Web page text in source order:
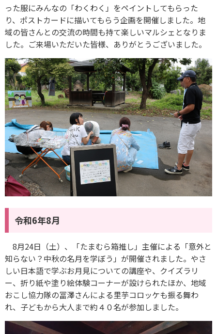
った服にみんなの「わくわく」をペイントしてもらった
り、ポストカードに描いてもらう企画を開催しました。地
域の皆さんとの交流の時間も持て楽しいマルシェとなりま
した。ご来場いただいた皆様、ありがとうございました。
令和6年8月
8月24日（土）、「たまむら箱推し」主催による「意外と
知らない？中秋の名月を学ぼう」が開催されました。やさ
しい日本語で学ぶお月見についての講座や、クイズラリ
ー、折り紙や塗り絵体験コーナーが設けられたほか、地域
おこし協力隊の冨澤さんによる里芋コロッケも振る舞わ
れ、子どもから大人まで約４０名が参加しました。